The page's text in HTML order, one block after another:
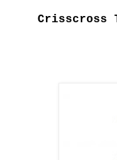
Crisscross